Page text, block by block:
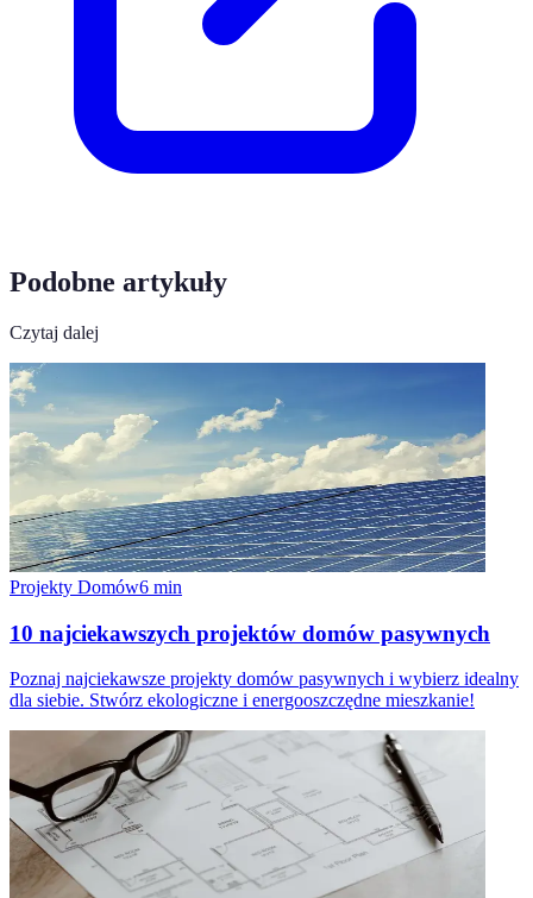
Podobne artykuły
Czytaj dalej
Projekty Domów6 min
10 najciekawszych projektów domów pasywnych
Poznaj najciekawsze projekty domów pasywnych i wybierz idealny
dla siebie. Stwórz ekologiczne i energooszczędne mieszkanie!